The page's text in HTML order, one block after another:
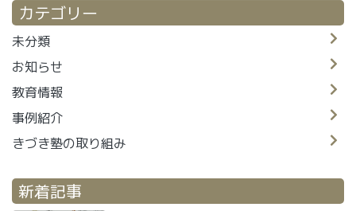
カテゴリー
未分類
お知らせ
教育情報
事例紹介
きづき塾の取り組み
新着記事